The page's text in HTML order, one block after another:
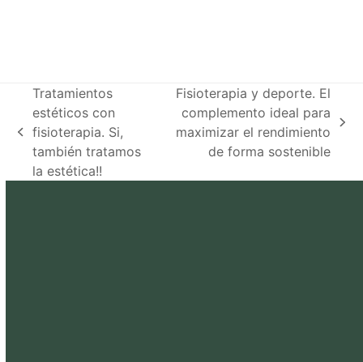
previous
post:
Tratamientos
estéticos con
fisioterapia. Si,
también tratamos
la estética!!
next
Fisioterapia y deporte. El
complemento ideal para
maximizar el rendimiento
de forma sostenible